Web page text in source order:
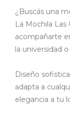
¿Buscás una
La Mochila Las
acompañarte
la universidad
Diseño
adapta a
elegancia a tu